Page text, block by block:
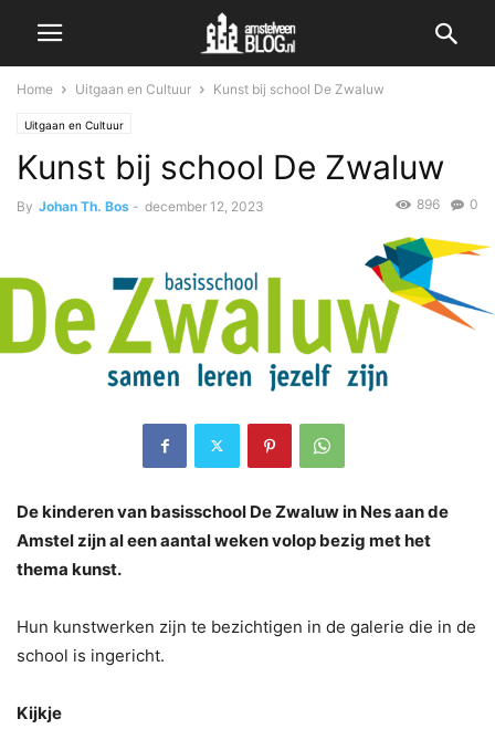
Home Uitgaan en Cultuur Kunst bij school De Zwaluw
Uitgaan en Cultuur
Kunst bij school De Zwaluw
By Johan Th. Bos - december 12, 2023 0
896
De kinderen van basisschool De Zwaluw in Nes aan de
Amstel zijn al een aantal weken volop bezig met het
thema kunst.
Hun kunstwerken zijn te bezichtigen in de galerie die in de
school is ingericht.
Kijkje